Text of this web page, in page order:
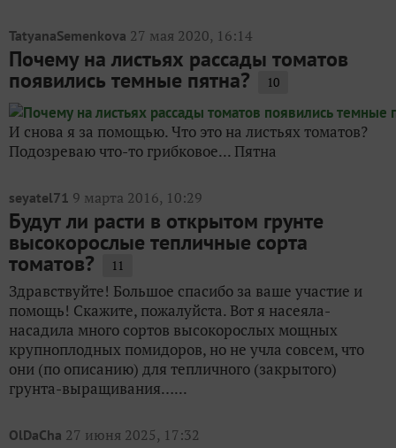
TatyanaSemenkova 27 мая 2020, 16:14
Почему на листьях рассады томатов
появились темные пятна? 10
И снова я за помощью. Что это на листьях томатов?
Подозреваю что-то грибковое... Пятна
seyatel71 9 марта 2016, 10:29
Будут ли расти в открытом грунте
высокорослые тепличные сорта
томатов? 11
Здравствуйте! Большое спасибо за ваше участие и
помощь! Скажите, пожалуйста. Вот я насеяла-
насадила много сортов высокорослых мощных
крупноплодных помидоров, но не учла совсем, что
они (по описанию) для тепличного (закрытого)
грунта-выращивания…...
OlDaCha 27 июня 2025, 17:32